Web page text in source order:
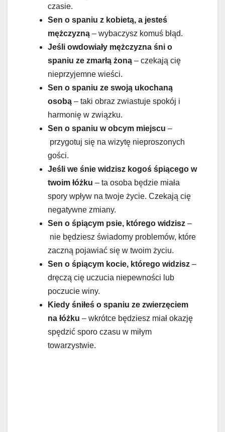
czasie.
Sen o spaniu z kobietą, a jesteś
mężczyzną – wybaczysz komuś błąd.
Jeśli owdowiały mężczyzna śni o
spaniu ze zmarłą żoną – czekają cię
nieprzyjemne wieści.
Sen o spaniu ze swoją ukochaną
osobą – taki obraz zwiastuje spokój i
harmonię w związku.
Sen o spaniu w obcym miejscu –
przygotuj się na wizytę nieproszonych
gości.
Jeśli we śnie widzisz kogoś śpiącego w
twoim łóżku – ta osoba będzie miała
spory wpływ na twoje życie. Czekają cię
negatywne zmiany.
Sen o śpiącym psie, którego widzisz –
nie będziesz świadomy problemów, które
zaczną pojawiać się w twoim życiu.
Sen o śpiącym kocie, którego widzisz –
dręczą cię uczucia niepewności lub
poczucie winy.
Kiedy śniłeś o spaniu ze zwierzęciem
na łóżku – wkrótce będziesz miał okazję
spędzić sporo czasu w miłym
towarzystwie.